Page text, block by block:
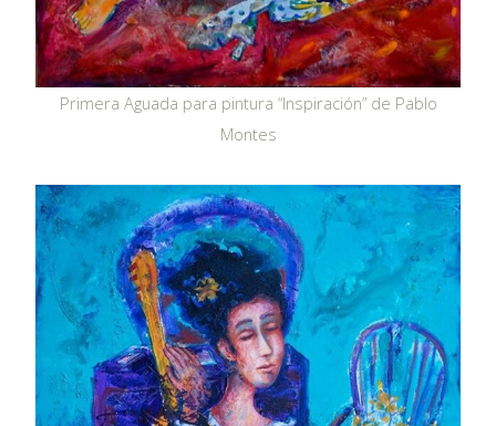
Primera Aguada para pintura “Inspiración” de Pablo
Montes